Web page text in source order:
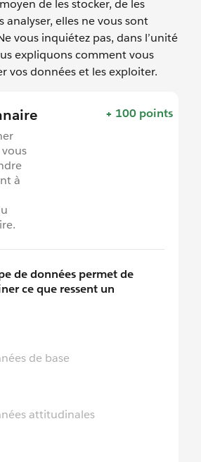
de les stocker, de les
analyser, elles ne vous sont
vous inquiétez pas, dans l’unité
expliquons comment vous
vos données et les exploiter.